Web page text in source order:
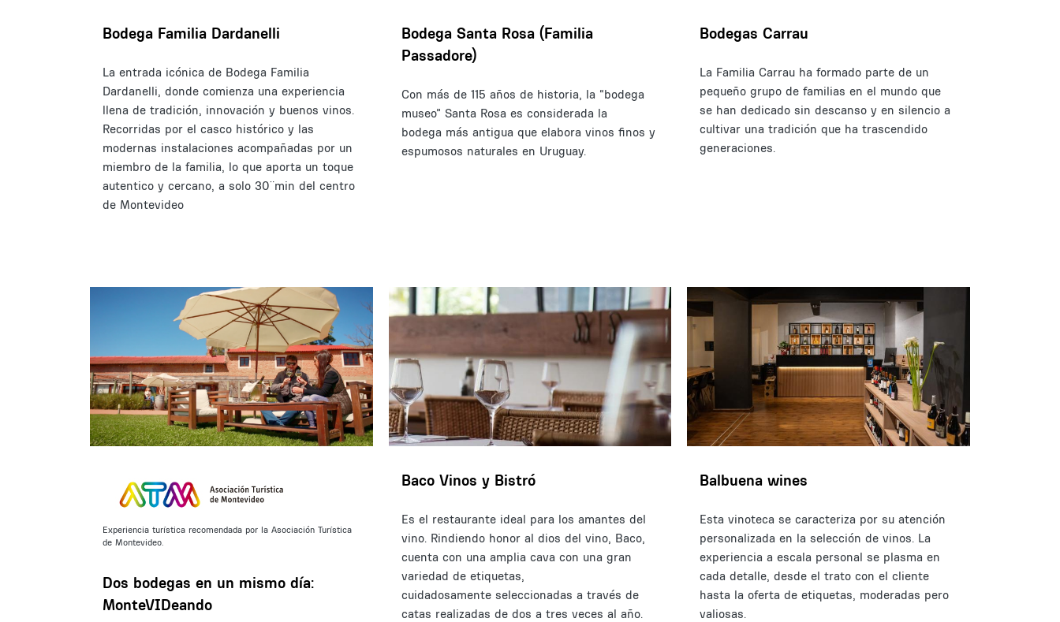
Bodega Familia Dardanelli
La entrada icónica de Bodega Familia
Dardanelli, donde comienza una experiencia
llena de tradición, innovación y buenos vinos.
Recorridas por el casco histórico y las
modernas instalaciones acompañadas por un
miembro de la familia, lo que aporta un toque
autentico y cercano, a solo 30¨min del centro
de Montevideo
Bodega Santa Rosa (Familia
Passadore)
Con más de 115 años de historia, la “bodega
museo” Santa Rosa es considerada la
bodega más antigua que elabora vinos finos y
espumosos naturales en Uruguay.
Bodegas Carrau
La Familia Carrau ha formado parte de un
pequeño grupo de familias en el mundo que
se han dedicado sin descanso y en silencio a
cultivar una tradición que ha trascendido
generaciones.
Experiencia turística recomendada por la Asociación Turística
de Montevideo.
Dos bodegas en un mismo día:
MonteVIDeando
Baco Vinos y Bistró
Es el restaurante ideal para los amantes del
vino. Rindiendo honor al dios del vino, Baco,
cuenta con una amplia cava con una gran
variedad de etiquetas,
cuidadosamente seleccionadas a través de
catas realizadas de dos a tres veces al año.
Balbuena wines
Esta vinoteca se caracteriza por su atención
personalizada en la selección de vinos. La
experiencia a escala personal se plasma en
cada detalle, desde el trato con el cliente
hasta la oferta de etiquetas, moderadas pero
valiosas.